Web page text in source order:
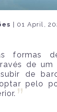
| 01 April,
formas
de um
de
pelo